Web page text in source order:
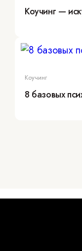
Коучинг —
Коучинг
8 базовых